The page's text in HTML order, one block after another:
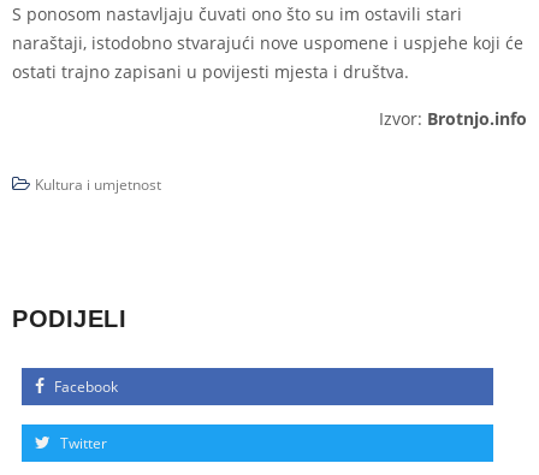
S ponosom nastavljaju čuvati ono što su im ostavili stari
naraštaji, istodobno stvarajući nove uspomene i uspjehe koji će
ostati trajno zapisani u povijesti mjesta i društva.
Izvor: Brotnjo.info
Kultura i umjetnost
PODIJELI
Facebook
Twitter